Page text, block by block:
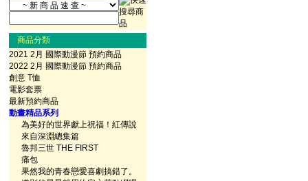
商品分類
2021 2月 國際動漫節 預約商品
2022 2月 國際動漫節 預約商品
創意 T恤
電影套票
最新預約商品
動畫精品系列
為美好的世界獻上祝福！紅傳說
來自深淵總集篇
魯邦三世 THE FIRST
痛包
果然我的青春戀愛喜劇搞錯了。